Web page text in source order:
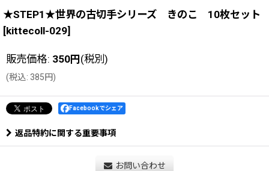
★STEP1★世界の古切手シリーズ きのこ 10枚セット
[kittecoll-029]
販売価格: 350円(税別)
(税込: 385円)
Facebookでシェア
返品特約に関する重要事項
お問い合わせ